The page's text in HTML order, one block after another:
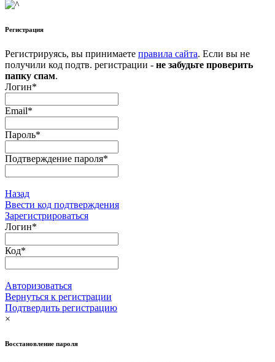
Регистрация
Регистрируясь, вы принимаете правила сайта. Если вы не
получили код подтв. регистрации - не забудьте проверить
папку спам.
Логин*
Email*
Пароль*
Подтверждение пароля*
Назад
Ввести код подтверждения
Зарегистрироваться
Логин*
Код*
Авторизоваться
Вернуться к регистрации
Подтвердить регистрацию
×
Восстановление пароля